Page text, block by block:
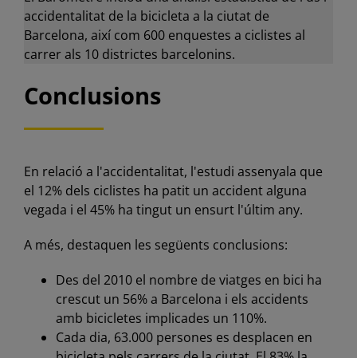
accidentalitat de la bicicleta a la ciutat de
Barcelona, així com 600 enquestes a ciclistes al
carrer als 10 districtes barcelonins.
Conclusions
En relació a l'accidentalitat, l'estudi assenyala que
el 12% dels ciclistes ha patit un accident alguna
vegada i el 45% ha tingut un ensurt l'últim any.
A més, destaquen les següents conclusions:
Des del 2010 el nombre de viatges en bici ha
crescut un 56% a Barcelona i els accidents
amb bicicletes implicades un 110%.
Cada dia, 63.000 persones es desplacen en